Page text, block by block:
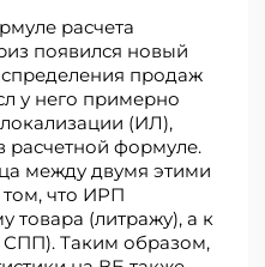
расчета
появился новый
продаж
у него примерно
(ИЛ),
расчетной формуле.
между двумя этими
том, что ИРП
товара (литражу), а к
СПП). Таким образом,